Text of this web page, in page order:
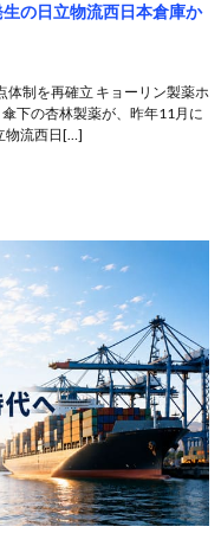
の日立物流西日本倉庫か
体制を再確立 キョーリン製薬ホ
下の杏林製薬が、昨年11月に
物流西日[…]